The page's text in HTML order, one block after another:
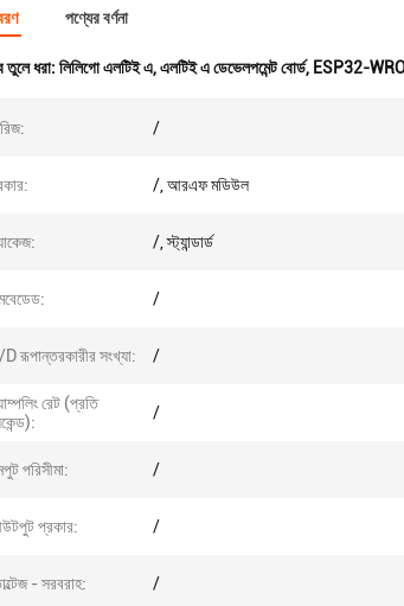
পণ্যের বর্ণনা
তুলে ধরা: লিলিগো এলটিই এ,এলটিই এ ডেভেলপমেন্ট বোর্ড, ESP32-
/
/, আরএফ মডিউল
/, স্ট্যান্ডার্ড
/
রূপান্তরকারীর সংখ্যা: /
রেট (প্রতি
/
পরিসীমা: /
প্রকার: /
- সরবরাহ: /